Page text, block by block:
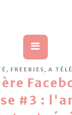
, FREEBIES , A
#3 :